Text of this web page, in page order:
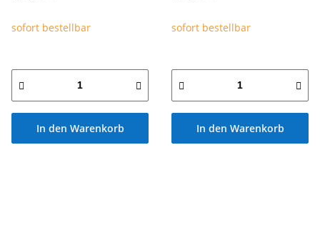
sofort bestellbar
In den Warenkorb
sofort bestellbar
In den Warenkorb